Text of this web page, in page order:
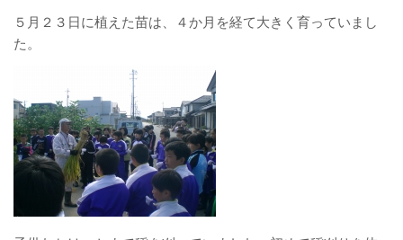
５月２３日に植えた苗は、４か月を経て大きく育っていまし
た。